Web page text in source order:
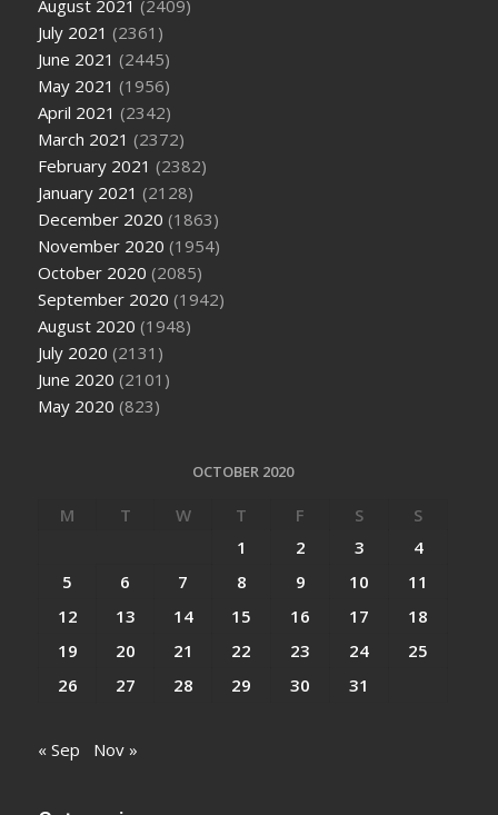
August 2021 (2409)
July 2021 (2361)
June 2021 (2445)
May 2021 (1956)
April 2021 (2342)
March 2021 (2372)
February 2021 (2382)
January 2021 (2128)
December 2020 (1863)
November 2020 (1954)
October 2020 (2085)
September 2020 (1942)
August 2020 (1948)
July 2020 (2131)
June 2020 (2101)
May 2020 (823)
OCTOBER 2020
M T W T F S
S
1
2 3
4
5
6 7 8 9 10
11
12
13 14 15 16 17
18
19
20 21 22 23 24
25
26
27 28 29 30 31
« Sep Nov »